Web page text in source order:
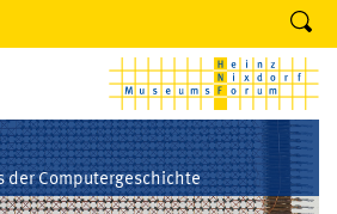
der Computergeschichte